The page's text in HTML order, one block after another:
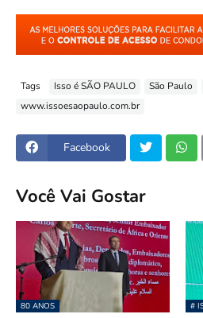
Tags Isso é SÃO PAULO São Paulo
www.issoesaopaulo.com.br
Facebook
Você Vai Gostar
80 ANOS #